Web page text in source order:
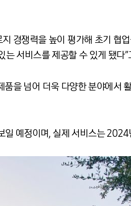
경쟁력을 높이 평가해 초기 협업
서비스를 제공할 수 있게 됐다”
을 넘어 더욱 다양한 분야에서
예정이며, 실제 서비스는